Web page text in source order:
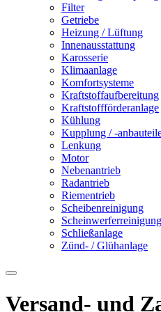
Filter
Getriebe
Heizung / Lüftung
Innenausstattung
Karosserie
Klimaanlage
Komfortsysteme
Kraftstoffaufbereitung
Kraftstoffförderanlage
Kühlung
Kupplung / -
Lenkung
Motor
Nebenantrieb
Radantrieb
Riementrieb
Scheibenreinigung
Scheinwerferreinigung
Schließanlage
Zünd- / Glühanlage
Versand- und